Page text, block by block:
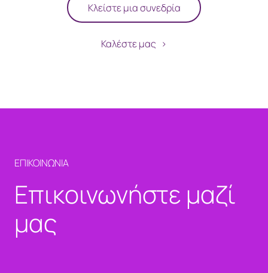
Κλείστε μια συνεδρία
Καλέστε μας
ΕΠΙΚΟΙΝΩΝΙΑ
Επικοινωνήστε μαζί
μας